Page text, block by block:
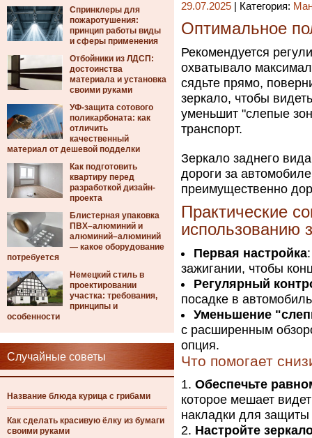
Спринклеры для
пожаротушения:
принцип работы виды
и сферы применения
Отбойники из ЛДСП:
достоинства
материала и установка
своими руками
УФ-защита сотового
поликарбоната: как
отличить
качественный
материал от дешевой подделки
Как подготовить
квартиру перед
разработкой дизайн-
проекта
Блистерная упаковка
ПВХ–алюминий и
алюминий–алюминий
— какое оборудование
потребуется
Немецкий стиль в
проектировании
участка: требования,
принципы и
особенности
Случайные советы
Название блюда курица с грибами
Как сделать красивую ёлку из бумаги
своими руками
29.07.2025 | Категория:
Оптимальное
Рекомендуется
охватывало
сядьте прямо,
зеркало, чтобы
уменьшит "слепые
транспорт.
Зеркало заднего
дороги за
преимущественно
Практические
использованию
Первая настройка
зажигании, чтобы
Регулярный
посадке в
Уменьшение
с расширенным
опция.
Что помогает
Обеспечьте
которое мешает
накладки для защиты
Настройте